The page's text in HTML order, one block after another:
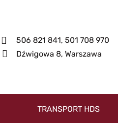
506 821 841, 501 708 970
Dźwigowa 8, Warszawa
TRANSPORT HDS